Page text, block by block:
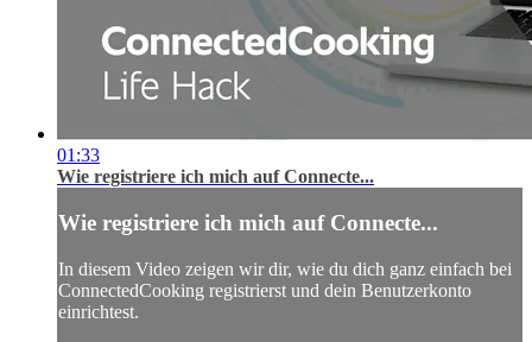
01:33
Wie registriere ich mich auf Connecte...
Wie registriere ich mich auf Connecte...
In diesem Video zeigen wir dir, wie du dich ganz einfach bei
ConnectedCooking registrierst und dein Benutzerkonto
einrichtest.